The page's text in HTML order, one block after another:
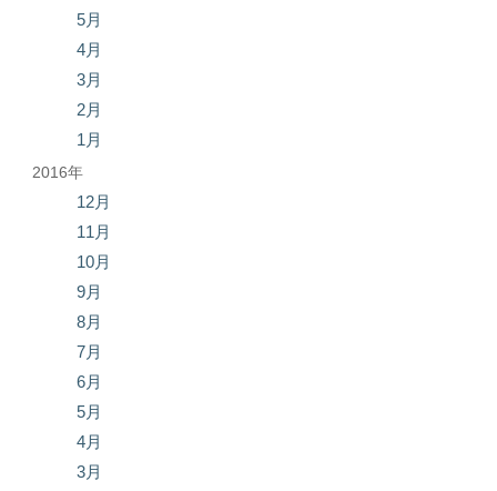
5月
4月
3月
2月
1月
2016年
12月
11月
10月
9月
8月
7月
6月
5月
4月
3月